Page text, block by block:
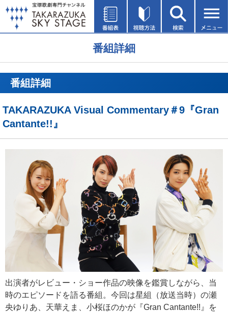
番組詳細
番組詳細
TAKARAZUKA Visual Commentary＃9『Gran
Cantante!!』
出演者がレビュー・ショー作品の映像を鑑賞しながら、当
時のエピソードを語る番組。今回は星組（放送当時）の瀬
央ゆりあ、天華えま、小桜ほのかが『Gran Cantante!!』を